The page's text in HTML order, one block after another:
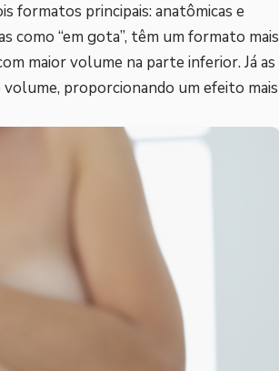
formatos principais: anatômicas e
como “em gota”, têm um formato mais
maior volume na parte inferior. Já as
proporcionando um efeito mais